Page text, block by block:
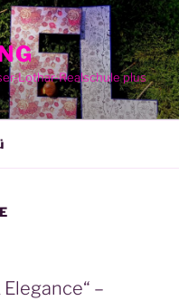
Lothar-Realschule plus
–